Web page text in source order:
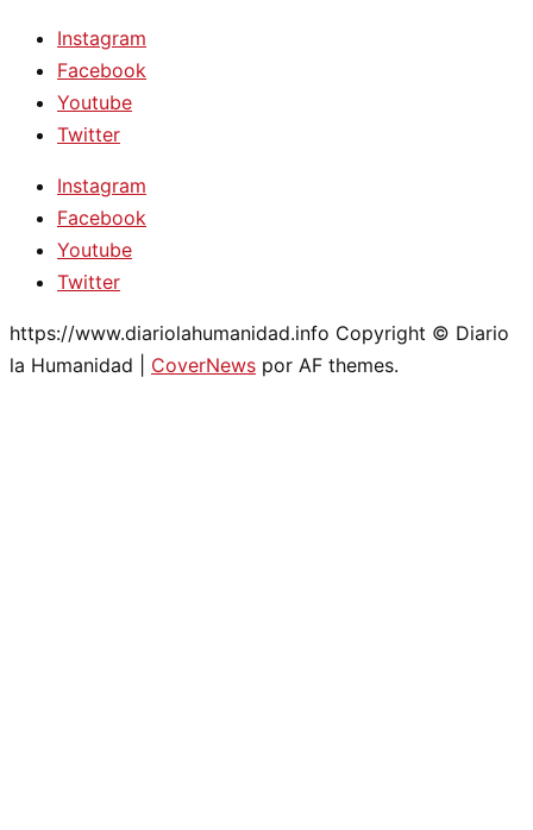
Instagram
Facebook
Youtube
Twitter
Instagram
Facebook
Youtube
Twitter
https://www.diariolahumanidad.info Copyright © Diario
la Humanidad
CoverNews por AF themes.